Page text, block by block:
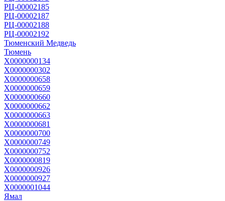
РЦ-00002185
РЦ-00002187
РЦ-00002188
РЦ-00002192
Тюменский Медведь
Тюмень
Х0000000134
Х0000000302
Х0000000658
Х0000000659
Х0000000660
Х0000000662
Х0000000663
Х0000000681
Х0000000700
Х0000000749
Х0000000752
Х0000000819
Х0000000926
Х0000000927
Х0000001044
Ямал